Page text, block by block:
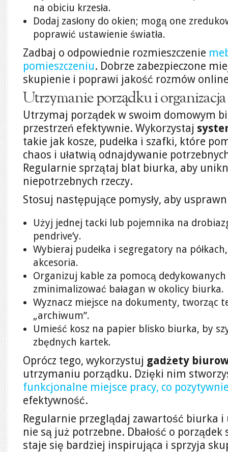
na obiciu krzesła.
Dodaj zasłony do okien; mogą one
poprawić ustawienie światła.
Zadbaj o odpowiednie rozmieszczenie
pomieszczeniu. Dobrze zabezpieczone
skupienie i poprawi jakość rozmów
Utrzymanie porządku i
Utrzymaj porządek w swoim domowym
przestrzeń efektywnie. Wykorzystaj
takie jak kosze, pudełka i szafki, które
chaos i ułatwią odnajdywanie
Regularnie sprzątaj blat biurka, aby
niepotrzebnych rzeczy.
Stosuj następujące pomysły, aby
Użyj jednej tacki lub pojemnika na
pendrive’y.
Wybieraj pudełka i segregatory na
akcesoria.
Organizuj kable za pomocą
zminimalizować bałagan w okolicy biurka.
Wyznacz miejsce na dokumenty, tworząc
„archiwum”.
Umieść kosz na papier blisko biurka, by
zbędnych kartek.
Oprócz tego, wykorzystuj gadżety
utrzymaniu porządku. Dzięki nim
funkcjonalne miejsce pracy, co
efektywność.
Regularnie przeglądaj zawartość biurka
nie są już potrzebne. Dbałość o
staje się bardziej inspirująca i sprzyja